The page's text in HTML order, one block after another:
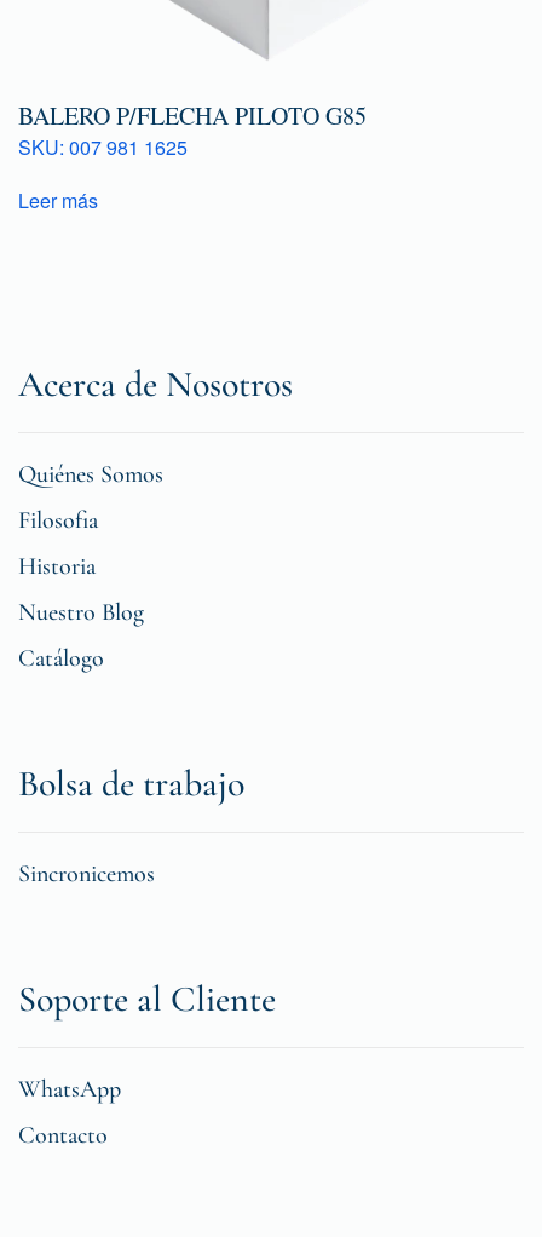
BALERO P/FLECHA PILOTO G85
SKU: 007 981 1625
Leer más
Acerca de Nosotros
Quiénes Somos
Filosofia
Historia
Nuestro Blog
Catálogo
Bolsa de trabajo
Sincronicemos
Soporte al Cliente
WhatsApp
Contacto